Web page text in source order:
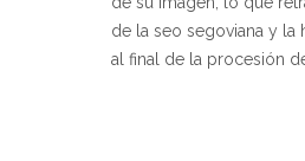
de la seo segoviana y la
al final de la procesión